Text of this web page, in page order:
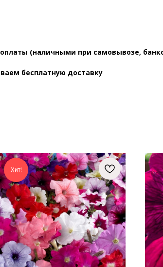
(наличными при самовывозе,
бесплатную доставку
Хит!